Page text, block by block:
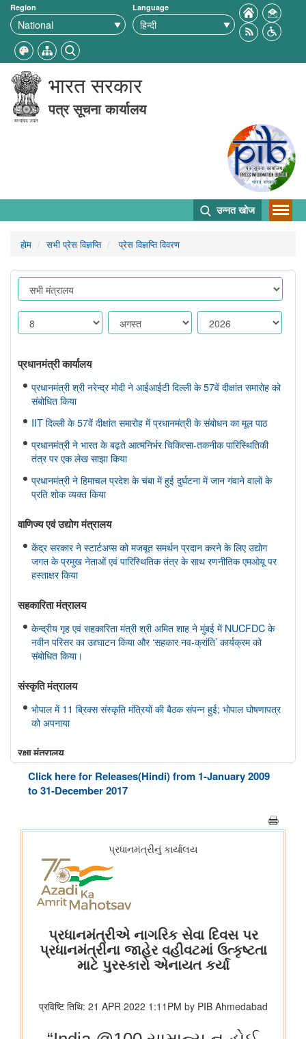
Region Language
भारत सरकार
पत्र सूचना कार्यालय
उन्नत खोज
होम सभी प्रेस विज्ञप्ति प्रेस विज्ञप्ति विवरण
प्रधानमंत्री कार्यालय
प्रधानमंत्री श्री नरेन्द्र मोदी ने आईआईटी दिल्ली के 57वें दीक्षांत समारोह को
संबोधित किया
IIT दिल्ली के 57वें दीक्षांत समारोह में प्रधानमंत्री के संबोधन का मूल पाठ
प्रधानमंत्री ने भारत के बढ़ते आत्मनिर्भर चिकित्सा-तकनीक पारिस्थितिकी
तंत्र पर एक लेख साझा किया
प्रधानमंत्री ने हिमाचल प्रदेश के चंबा में हुई दुर्घटना में जान गंवाने वालों के
प्रति शोक व्यक्त किया
वाणिज्‍य एवं उद्योग मंत्रालय
केंद्र सरकार ने स्टार्टअप्स को मजबूत समर्थन प्रदान करने के लिए उद्योग
जगत के प्रमुख नेताओं एवं पारिस्थितिक तंत्र के साथ रणनीतिक एमओयू पर
हस्ताक्षर किया
सहकारिता मंत्रालय
केन्द्रीय गृह एवं सहकारिता मंत्री श्री अमित शाह ने मुंबई में NUCFDC के
नवीन परिसर का उद्द्घाटन किया और ‘सहकार नव-क्रांति’ कार्यक्रम को
संबोधित किया।
संस्‍कृति मंत्रालय
भोपाल में 11 ब्रिक्स संस्कृति मंत्रियों की बैठक संपन्न हुई; भोपाल घोषणापत्र
को अपनाया
रक्षा मंत्रालय
भारतीय वायु सेना बैंड द्वारा स्वतंत्रता दिवस समारोह 2026 के दौरान प्रदर्शन
प्रधानमंत्री श्री नरेन्द्र मोदी ने आईआईटी दिल्ली के 57वें दीक्षांत समारोह को
इलेक्ट्रानिक्स एवं आईटी मंत्रालय
डिजिलॉकर ने एएईआरआई के साथ साझेदारी करके ऑस्ट्रेलिया जाने वाले
भारतीय छात्रों के लिए दस्तावेज़ सत्यापन प्रक्रिया को तेज़ किया है
वित्‍त मंत्रालय
यूजर्स के लिए यूपीआई निःशुल्क
प्रेस नोट
Click here for Releases(Hindi) from 1-January 2009
to 31-December 2017